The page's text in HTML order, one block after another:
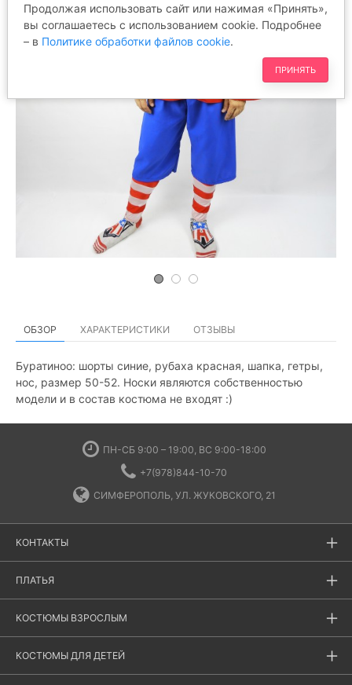
ОБЗОР ХАРАКТЕРИСТИКИ ОТЗЫВЫ
Буратиноо: шорты синие, рубаха красная, шапка, гетры,
нос, размер 50-52. Носки являются собственностью
модели и в состав костюма не входят :)
ПН-СБ 9:00 – 19:00, ВС 9:00-18:00
+7(978)844-10-70
СИМФЕРОПОЛЬ, УЛ. ЖУКОВСКОГО, 21
КОНТАКТЫ
ПЛАТЬЯ
КОСТЮМЫ ВЗРОСЛЫМ
КОСТЮМЫ ДЛЯ ДЕТЕЙ
Продолжая использовать сайт или нажимая «Принять»,
вы соглашаетесь с использованием cookie. Подробнее
– в Политике обработки файлов cookie.
ПРИНЯТЬ